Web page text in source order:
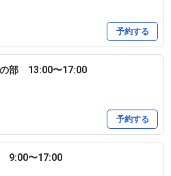
トの発信会場として
平屋建ての個室１６畳（約26㎡）
）別途あり（トイレは隣の店舗北土
クトで静かな空間 約150平方メー
予約する
部 13:00〜17:00
予約する
〜17:00